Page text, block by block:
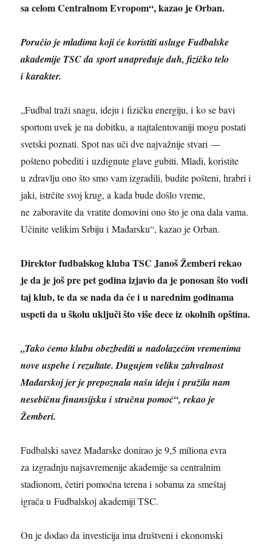
sa celom Centralnom Evropom“, kazao je Orban.
Poručio je mladima koji će koristiti usluge Fudbalske
akademije TSC da sport unapređuje duh, fizičko telo
i karakter.
„Fudbal traži snagu, ideju i fizičku energiju, i ko se bavi
sportom uvek je na dobitku, a najtalentovaniji mogu postati
svetski poznati. Spot nas uči dve najvažnije stvari —
pošteno pobediti i uzdignute glave gubiti. Mladi, koristite
u zdravlju ono što smo vam izgradili, budite pošteni, hrabri i
jaki, istrčite svoj krug, a kada bude došlo vreme,
ne zaboravite da vratite domovini ono što je ona dala vama.
Učinite velikim Srbiju i Mađarsku“, kazao je Orban.
Direktor fudbalskog kluba TSC Janoš Žemberi rekao
je da je još pre pet godina izjavio da je ponosan što vodi
taj klub, te da se nada da će i u narednim godinama
uspeti da u školu uključi što više dece iz okolnih opština.
„Tako ćemo klubu obezbediti u nadolazećim vremenima
nove uspehe i rezultate. Dugujem veliku zahvalnost
Mađarskoj jer je prepoznala našu ideju i pružila nam
nesebičnu finansijsku i stručnu pomoć“, rekao je
Žemberi.
Fudbalski savez Mađarske donirao je 9,5 miliona evra
za izgradnju najsavremenije akademije sa centralnim
stadionom, četiri pomoćna terena i sobama za smeštaj
igrača u Fudbalskoj akademiji TSC.
On je dodao da investicija ima društveni i ekonomski